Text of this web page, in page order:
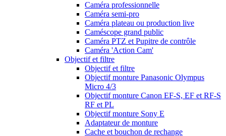
Caméra professionnelle
Caméra semi-pro
Caméra plateau ou production live
Caméscope grand public
Caméra PTZ et Pupitre de contrôle
Caméra 'Action Cam'
Objectif et filtre
Objectif et filtre
Objectif monture Panasonic Olympus
Micro 4/3
Objectif monture Canon EF-S, EF et RF-S
RF et PL
Objectif monture Sony E
Adaptateur de monture
Cache et bouchon de rechange